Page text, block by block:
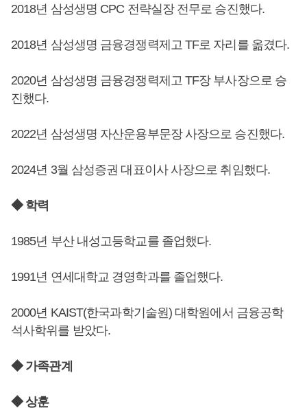
2018년 삼성생명 CPC 전략실장 전무로 승진했다.
2018년 삼성생명 금융경쟁력제고 TF로 자리를 옮겼다.
2020년 삼성생명 금융경쟁력제고 TF장 부사장으로 승
진했다.
2022년 삼성생명 자산운용부문장 사장으로 승진했다.
2024년 3월 삼성증권 대표이사 사장으로 취임했다.
◆ 학력
1985년 부산 내성고등학교를 졸업했다.
1991년 연세대학교 경영학과를 졸업했다.
2000년 KAIST(한국과학기술원) 대학원에서 금융공학
석사학위를 받았다.
◆ 가족관계
◆ 상훈